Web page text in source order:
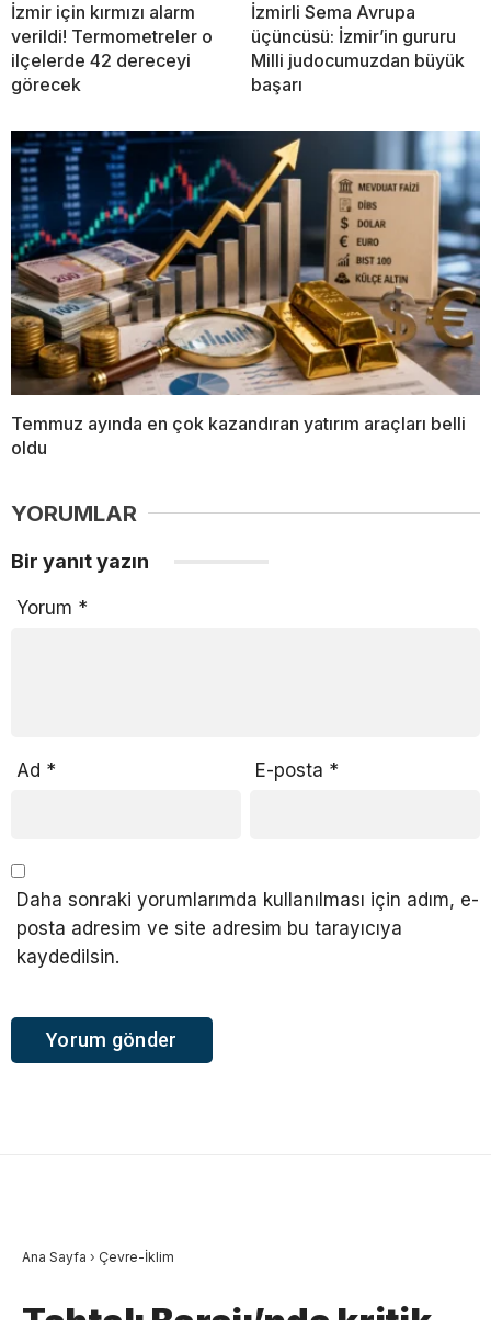
İzmir için kırmızı alarm
verildi! Termometreler o
ilçelerde 42 dereceyi
görecek
İzmirli Sema Avrupa
üçüncüsü: İzmir’in gururu
Milli judocumuzdan büyük
başarı
Temmuz ayında en çok kazandıran yatırım araçları belli
oldu
YORUMLAR
Bir yanıt yazın
Yorum *
Ad * E-posta *
Daha sonraki yorumlarımda kullanılması için adım, e-
posta adresim ve site adresim bu tarayıcıya
kaydedilsin.
Ana Sayfa › Çevre-İklim